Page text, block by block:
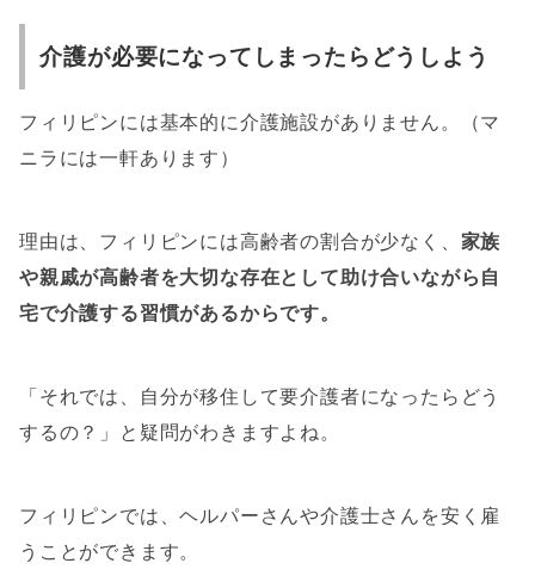
介護が必要になってしまったらどうしよう
フィリピンには基本的に介護施設がありません。（マ
ニラには一軒あります）
理由は、フィリピンには高齢者の割合が少なく、 家族
や親戚が高齢者を大切な存在として助け合いながら自
宅で介護する習慣があるからです。
「それでは、自分が移住して要介護者になったらどう
するの？」
と疑問がわきますよね。
フィリピンでは、ヘルパーさんや介護士さんを安く雇
うことができます。